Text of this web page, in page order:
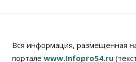
Вся информация, размещенная
портале www.Infopro54.ru